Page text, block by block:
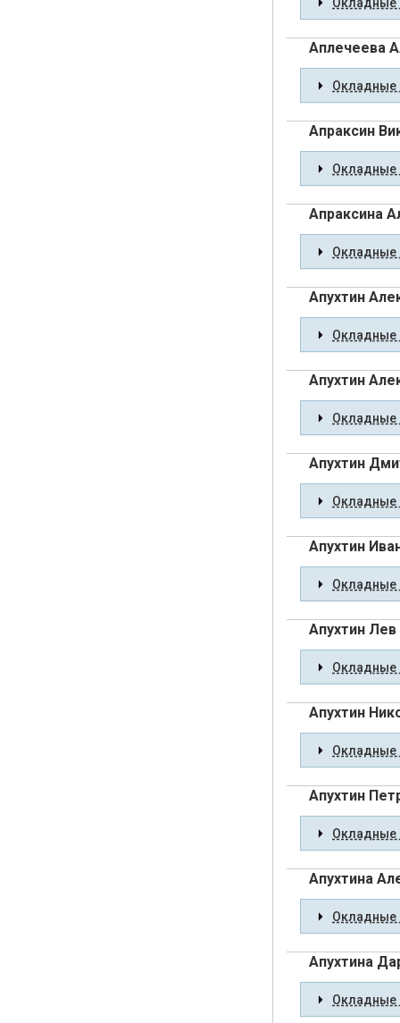
Аплечеева
Окладные
Апраксин
Окладные
Апраксина
Окладные
Апухтин
Окладные
Апухтин
Окладные
Апухтин
Окладные
Апухтин
Окладные
Апухтин
Окладные
Апухтин
Окладные
Апухтин
Окладные
Апухтина
Окладные
Апухтина
Окладные